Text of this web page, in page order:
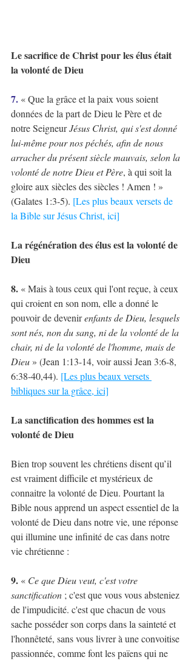
Le sacrifice de Christ pour les élus était
la volonté de Dieu
7. « Que la grâce et la paix vous soient
données de la part de Dieu le Père et de
notre Seigneur Jésus Christ, qui s'est donné
lui-même pour nos péchés, afin de nous
arracher du présent siècle mauvais, selon la
volonté de notre Dieu et Père, à qui soit la
gloire aux siècles des siècles ! Amen ! »
(Galates 1:3-5). [Les plus beaux versets de
la Bible sur Jésus Christ, ici]
La régénération des élus est la volonté de
Dieu
8. « Mais à tous ceux qui l'ont reçue, à ceux
qui croient en son nom, elle a donné le
pouvoir de devenir enfants de Dieu, lesquels
sont nés, non du sang, ni de la volonté de la
chair, ni de la volonté de l'homme, mais de
Dieu » (Jean 1:13-14, voir aussi Jean 3:6-8,
6:38-40,44). [Les plus beaux versets
bibliques sur la grâce, ici]
La sanctification des hommes est la
volonté de Dieu
Bien trop souvent les chrétiens disent qu’il
est vraiment difficile et mystérieux de
connaitre la volonté de Dieu. Pourtant la
Bible nous apprend un aspect essentiel de la
volonté de Dieu dans notre vie, une réponse
qui illumine une infinité de cas dans notre
vie chrétienne :
9. « Ce que Dieu veut, c'est votre
sanctification ; c'est que vous vous absteniez
de l'impudicité. c'est que chacun de vous
sache posséder son corps dans la sainteté et
l'honnêteté, sans vous livrer à une convoitise
passionnée, comme font les païens qui ne